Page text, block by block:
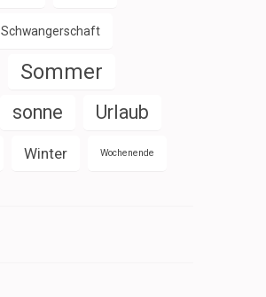
Schwangerschaft
Sommer
sonne Urlaub
Winter Wochenende